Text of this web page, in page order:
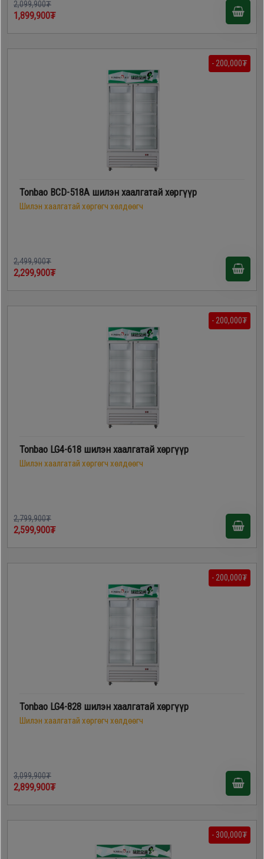
2,099,900₮
1,899,900₮
- 200,000₮
Tonbao BCD-518A шилэн хаалгатай хөргүүр
Шилэн хаалгатай хөргөгч хөлдөөгч
2,499,900₮
2,299,900₮
- 200,000₮
Tonbao LG4-618 шилэн хаалгатай хөргүүр
Шилэн хаалгатай хөргөгч хөлдөөгч
2,799,900₮
2,599,900₮
- 200,000₮
Tonbao LG4-828 шилэн хаалгатай хөргүүр
Шилэн хаалгатай хөргөгч хөлдөөгч
3,099,900₮
2,899,900₮
- 300,000₮